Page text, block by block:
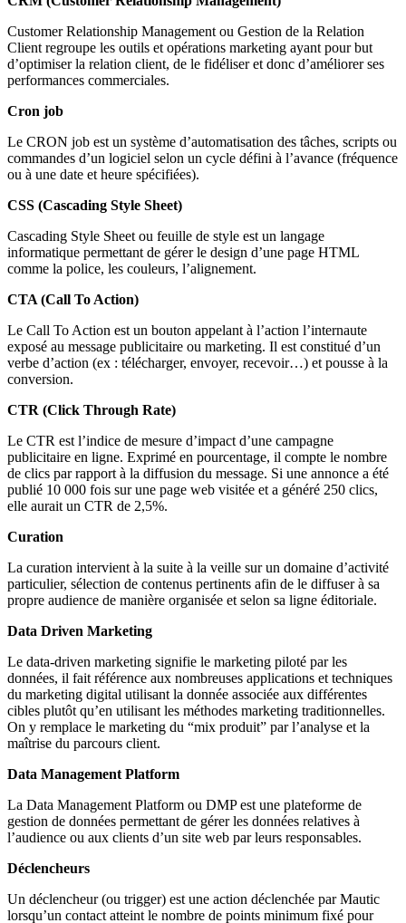
Customer Relationship Management ou Gestion de la Relation
Client regroupe les outils et opérations marketing ayant pour but
d’optimiser la relation client, de le fidéliser et donc d’améliorer ses
performances commerciales.
Cron job
Le CRON job est un système d’automatisation des tâches, scripts ou
commandes d’un logiciel selon un cycle défini à l’avance (fréquence
ou à une date et heure spécifiées).
CSS (Cascading Style Sheet)
Cascading Style Sheet ou feuille de style est un langage
informatique permettant de gérer le design d’une page HTML
comme la police, les couleurs, l’alignement.
CTA (Call To Action)
Le Call To Action est un bouton appelant à l’action l’internaute
exposé au message publicitaire ou marketing. Il est constitué d’un
verbe d’action (ex : télécharger, envoyer, recevoir…) et pousse à la
conversion.
CTR (Click Through Rate)
Le CTR est l’indice de mesure d’impact d’une campagne
publicitaire en ligne. Exprimé en pourcentage, il compte le nombre
de clics par rapport à la diffusion du message. Si une annonce a été
publié 10 000 fois sur une page web visitée et a généré 250 clics,
elle aurait un CTR de 2,5%.
Curation
La curation intervient à la suite à la veille sur un domaine d’activité
particulier, sélection de contenus pertinents afin de le diffuser à sa
propre audience de manière organisée et selon sa ligne éditoriale.
Data Driven Marketing
Le data-driven marketing signifie le marketing piloté par les
données, il fait référence aux nombreuses applications et techniques
du marketing digital utilisant la donnée associée aux différentes
cibles plutôt qu’en utilisant les méthodes marketing traditionnelles.
On y remplace le marketing du “mix produit” par l’analyse et la
maîtrise du parcours client.
Data Management Platform
La Data Management Platform ou DMP est une plateforme de
gestion de données permettant de gérer les données relatives à
l’audience ou aux clients d’un site web par leurs responsables.
Déclencheurs
Un déclencheur (ou trigger) est une action déclenchée par Mautic
lorsqu’un contact atteint le nombre de points minimum fixé pour